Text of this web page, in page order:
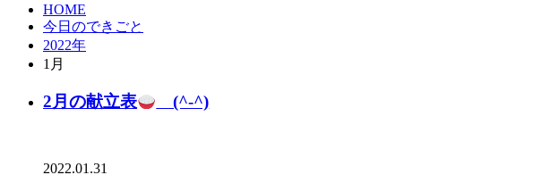
HOME
今日のできごと
2022年
1月
2月の献立表 (^-^)
2022.01.31